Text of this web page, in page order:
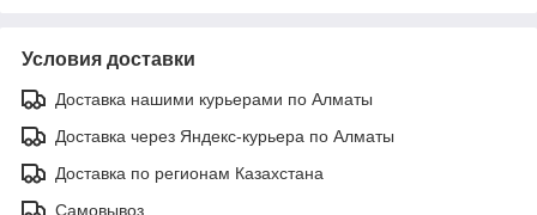
Условия доставки
Доставка нашими курьерами по Алматы
Доставка через Яндекс-курьера по Алматы
Доставка по регионам Казахстана
Самовывоз